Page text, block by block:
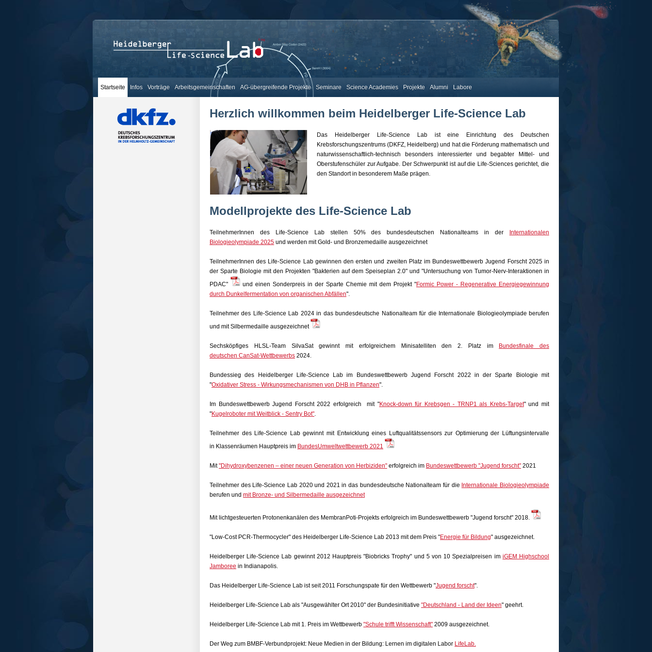
Startseite Infos Vorträge Arbeitsgemeinschaften AG-übergreifende Projekte Seminare Science Academies Projekte Alumni Labore
Herzlich willkommen beim Heidelberger Life-Science Lab
Das Heidelberger Life‐Science Lab ist eine Einrichtung des Deutschen
Krebsforschungszentrums (DKFZ, Heidelberg) und hat die Förderung mathematisch und
naturwissenschaftlich-technisch besonders interessierter und begabter Mittel- und
Oberstufenschüler zur Aufgabe. Der Schwerpunkt ist auf die Life-Sciences gerichtet, die
den Standort in besonderem Maße prägen.
Modellprojekte des Life-Science Lab
TeilnehmerInnen des Life-Science Lab stellen 50% des bundesdeutschen Nationalteams in der
Internationalen
Biologieolympiade 2025 und werden mit Gold- und Bronzemedaille ausgezeichnet
TeilnehmerInnen des Life-Science Lab gewinnen den ersten und zweiten Platz im Bundeswettbewerb Jugend Forscht 2025 in
der Sparte Biologie mit den Projekten "Bakterien auf dem Speiseplan 2.0" und "Untersuchung von Tumor-Nerv-Interaktionen in
PDAC"
und einen Sonderpreis in der Sparte Chemie mit dem Projekt "Formic Power - Regenerative Energiegewinnung
durch Dunkelfermentation von organischen Abfällen".
Teilnehmer des Life-Science Lab 2024 in das bundesdeutsche Nationalteam für die Internationale Biologieolympiade berufen
und mit Silbermedaille ausgezeichnet
Sechsköpfiges HLSL-Team SilvaSat gewinnt mit erfolgreichem Minisatelliten den 2. Platz im
Bundesfinale des
deutschen CanSat-Wettbewerbs 2024.
Bundessieg des Heidelberger Life-Science Lab im Bundeswettbewerb Jugend Forscht 2022 in der Sparte Biologie mit
"Oxidativer Stress - Wirkungsmechanismen von DHB in Pflanzen".
Im Bundeswettbewerb Jugend Forscht 2022 erfolgreich mit "Knock-down für Krebsgen - TRNP1 als Krebs-Target" und mit
"Kugelroboter mit Weitblick - Sentry Bot".
Teilnehmer des Life-Science Lab gewinnt mit Entwicklung eines Luftqualitätssensors zur Optimierung der Lüftungsintervalle
in Klassenräumen Hauptpreis im BundesUmweltwettbewerb 2021
Mit"Dihydroxybenzenen – einer neuen Generation von Herbiziden" erfolgreich im Bundeswettbewerb "Jugend forscht" 2021
Teilnehmer des Life-Science Lab 2020 und 2021 in das bundesdeutsche Nationalteam für die Internationale Biologieolympiade
berufen und mit Bronze- und Silbermedaille ausgezeichnet
Mit lichtgesteuerten Protonenkanälen des MembranPoti-Projekts erfolgreich im Bundeswettbewerb "Jugend forscht" 2018.
"Low-Cost PCR-Thermocycler" des Heidelberger Life-Science Lab 2013 mit dem Preis "Energie für Bildung" ausgezeichnet.
Heidelberger Life-Science Lab gewinnt 2012 Hauptpreis "Biobricks Trophy" und 5 von 10 Spezialpreisen im iGEM Highschool
Jamboree in Indianapolis.
Das Heidelberger Life-Science Lab ist seit 2011 Forschungspate für den Wettbewerb "Jugend forscht".
Heidelberger Life-Science Lab als "Ausgewählter Ort 2010" der Bundesinitiative "Deutschland - Land der Ideen" geehrt.
Heidelberger Life-Science Lab mit 1. Preis im Wettbewerb "Schule trifft Wissenschaft" 2009 ausgezeichnet.
Der Weg zum BMBF-Verbundprojekt: Neue Medien in der Bildung: Lernen im digitalen Labor LifeLab.